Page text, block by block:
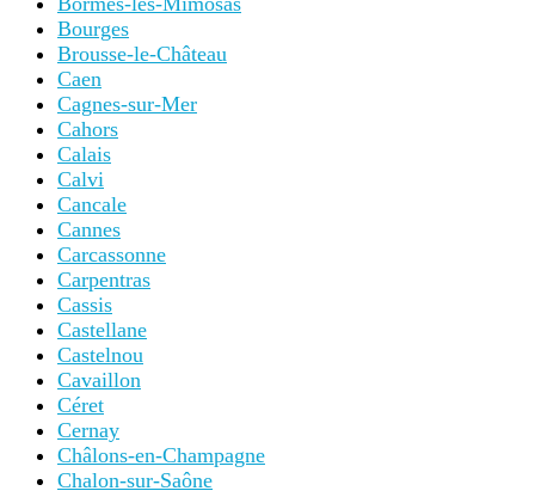
Bourges
Brousse-le-Château
Caen
Cagnes-sur-Mer
Cahors
Calais
Calvi
Cancale
Cannes
Carcassonne
Carpentras
Cassis
Castellane
Castelnou
Cavaillon
Céret
Cernay
Châlons-en-Champagne
Chalon-sur-Saône